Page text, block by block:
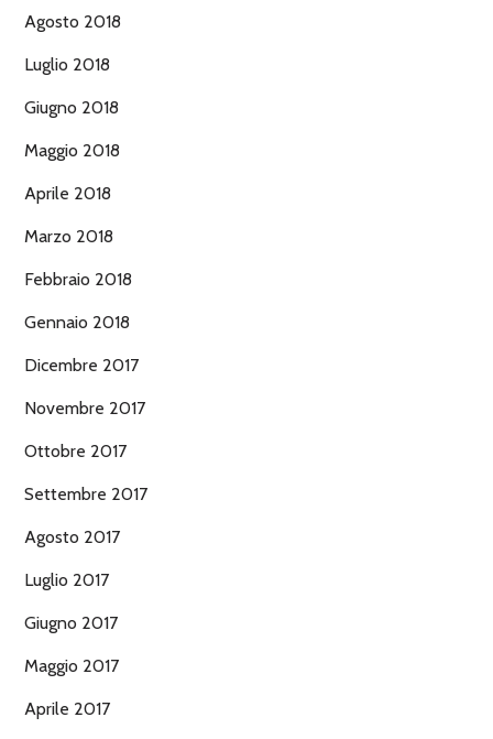
Agosto 2018
Luglio 2018
Giugno 2018
Maggio 2018
Aprile 2018
Marzo 2018
Febbraio 2018
Gennaio 2018
Dicembre 2017
Novembre 2017
Ottobre 2017
Settembre 2017
Agosto 2017
Luglio 2017
Giugno 2017
Maggio 2017
Aprile 2017